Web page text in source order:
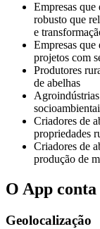
Empresas
robusto que
e
Empresas que
projetos com
Produtores
de abelhas
Criadores de
propriedades
Criadores de
produção de
O App conta
Geolocalização